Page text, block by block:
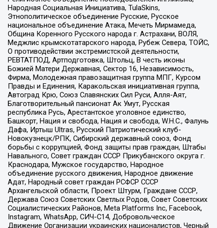
Народная Социальная Инициатива, TulaSkins,
Этнополитическое объединение Русские, Русское
национальное объединение Атака, Мечеть Мирмамеда,
Община Коренного Русского народа г. Астрахани, ВОЛЯ,
Меджлис крымскотатарского народа, Рубеж Севера, ТОЙС,
О противодействии экстремистской деятельности,
РЕВТАТПОД, Артподготовка, Штольц, В честь иконы
Божией Матери Державная, Сектор 16, Независимость,
Фирма, Молодежная правозащитная группа МПГ, Курсом
Правды и Единения, Каракольская инициативная группа,
Автоград Крю, Союз Славянских Сил Руси, Алля-Аят,
Благотворительный пансионат Ак Умут, Русская
республика Русь, Арестантское уголовное единство,
Башкорт, Нация и свобода, Нация и свобода, W.H.С., Фалунь
Дафа, Иртыш Ultras, Русский Патриотический клуб-
Новокузнецк/РПК, Сибирский державный союз, Фонд
борьбы с коррупцией, Фонд защиты прав граждан, Штабы
Навального, Совет граждан СССР Прикубанского округа г.
Краснодара, Мужское государство, Народное
объединение русского движения, Народное движение
Адат, Народный совет граждан РСФСР СССР
Архангельской области, Проект Штурм, Граждане СССР,
Держава Союз Советских Светлых Родов, Совет Советских
Социалистических Районов, Meta Platforms Inc, Facebook,
Instagram, WhatsApp, СИЧ-С14, Добровольческое
Движение Организации украинских националистов, Черный